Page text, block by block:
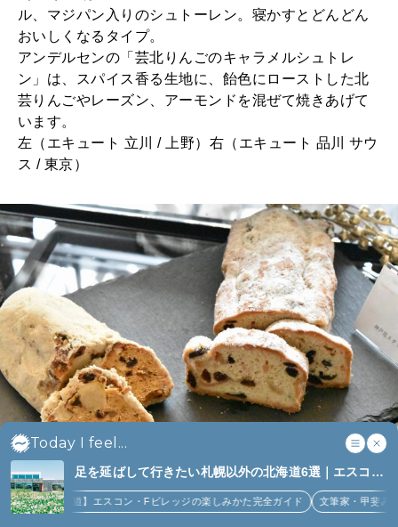
Today I feel...
足を延ばして行きたい札幌以外の北海道6選｜エスコン
フィールド、花咲線、ニセコほか (6)
】エスコン・Fビレッジの楽しみかた完全ガイド 文筆家・甲斐みのりさんが行く
ル、マジパン入りのシュトーレン。寝かすとどんどん
おいしくなるタイプ。
アンデルセンの「芸北りんごのキャラメルシュトレ
ン」は、スパイス香る生地に、飴色にローストした北
芸りんごやレーズン、アーモンドを混ぜて焼きあげて
います。
左（エキュート 立川 / 上野）右（エキュート 品川 サウ
ス / 東京）
左：ラ ブランジュリ キィニョン「シュトーレン」1,800円。右：神戸
屋スタッツォ「シュトレン」2,160円。